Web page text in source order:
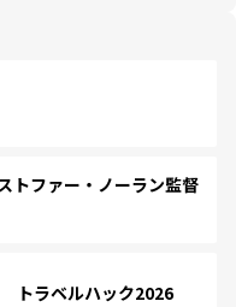
トファー・ノーラン監督
トラベルハック2026